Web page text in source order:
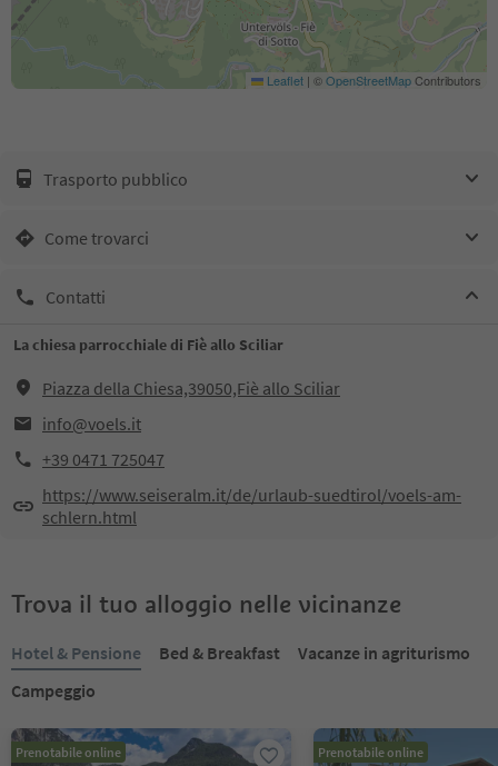
Leaflet | ©OpenStreetMapContributors
Trasporto pubblico
Come trovarci
Contatti
La chiesa parrocchiale di Fiè allo Sciliar
Piazza della Chiesa,39050,Fiè allo Sciliar
info@voels.it
+39 0471 725047
https://www.seiseralm.it/de/urlaub-suedtirol/voels-am-
schlern.html
Trova il tuo alloggio nelle vicinanze
Hotel & Pensione Bed & Breakfast
Vacanze in agriturismo
Campeggio
Prenotabile online Prenotabile online